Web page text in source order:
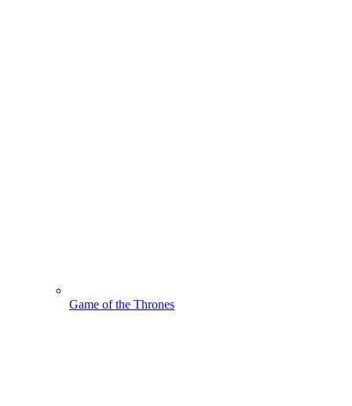
Game of the Thrones